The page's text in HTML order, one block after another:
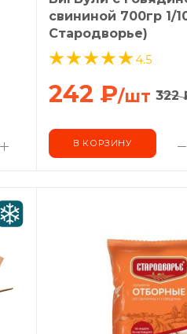
свининой 700гр 1/
Стародворье)
4.5
242 ₽/шт 322
В КОРЗИНУ